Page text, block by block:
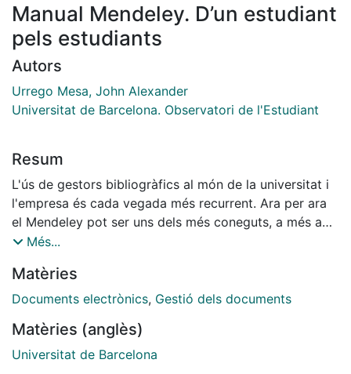
Manual Mendeley. D’un estudiant
pels estudiants
Autors
Urrego Mesa, John Alexander
Universitat de Barcelona. Observatori de l'Estudiant
Resum
L'ús de gestors bibliogràfics al món de la universitat i
l'empresa és cada vegada més recurrent. Ara per ara
el Mendeley pot ser uns dels més coneguts, a més a
més és el gestor recomanat per la Universitat. En
principals de la gestió d'informació de bibliografia
amb Mendeley i la manera de vincular-lo amb el
tal de treure profit dels avantatges del servei Premium.
Més...
Matèries
Documents electrònics, Gestió dels documents
Matèries (anglès)
Universitat de Barcelona